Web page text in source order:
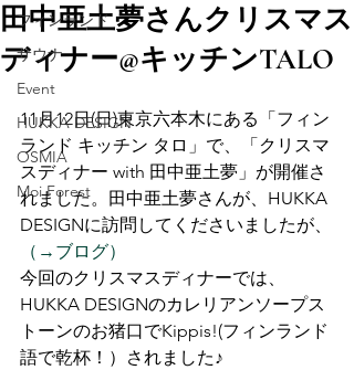
フィンランド
サウナ
Event
HUKKA DESIGN
OSMIA
Moi Forest
田中亜土夢さんクリスマス
ディナー@キッチンTALO
11月12日(日)東京六本木にある「フィン
ランド キッチン タロ」で、「クリスマ
スディナー with 田中亜土夢」が開催さ
れました。田中亜土夢さんが、HUKKA
DESIGNに訪問してくださいましたが、
（→ブログ）
今回のクリスマスディナーでは、
HUKKA DESIGNのカレリアンソープス
トーンのお猪口でKippis!(フィンランド
語で乾杯！）されました♪